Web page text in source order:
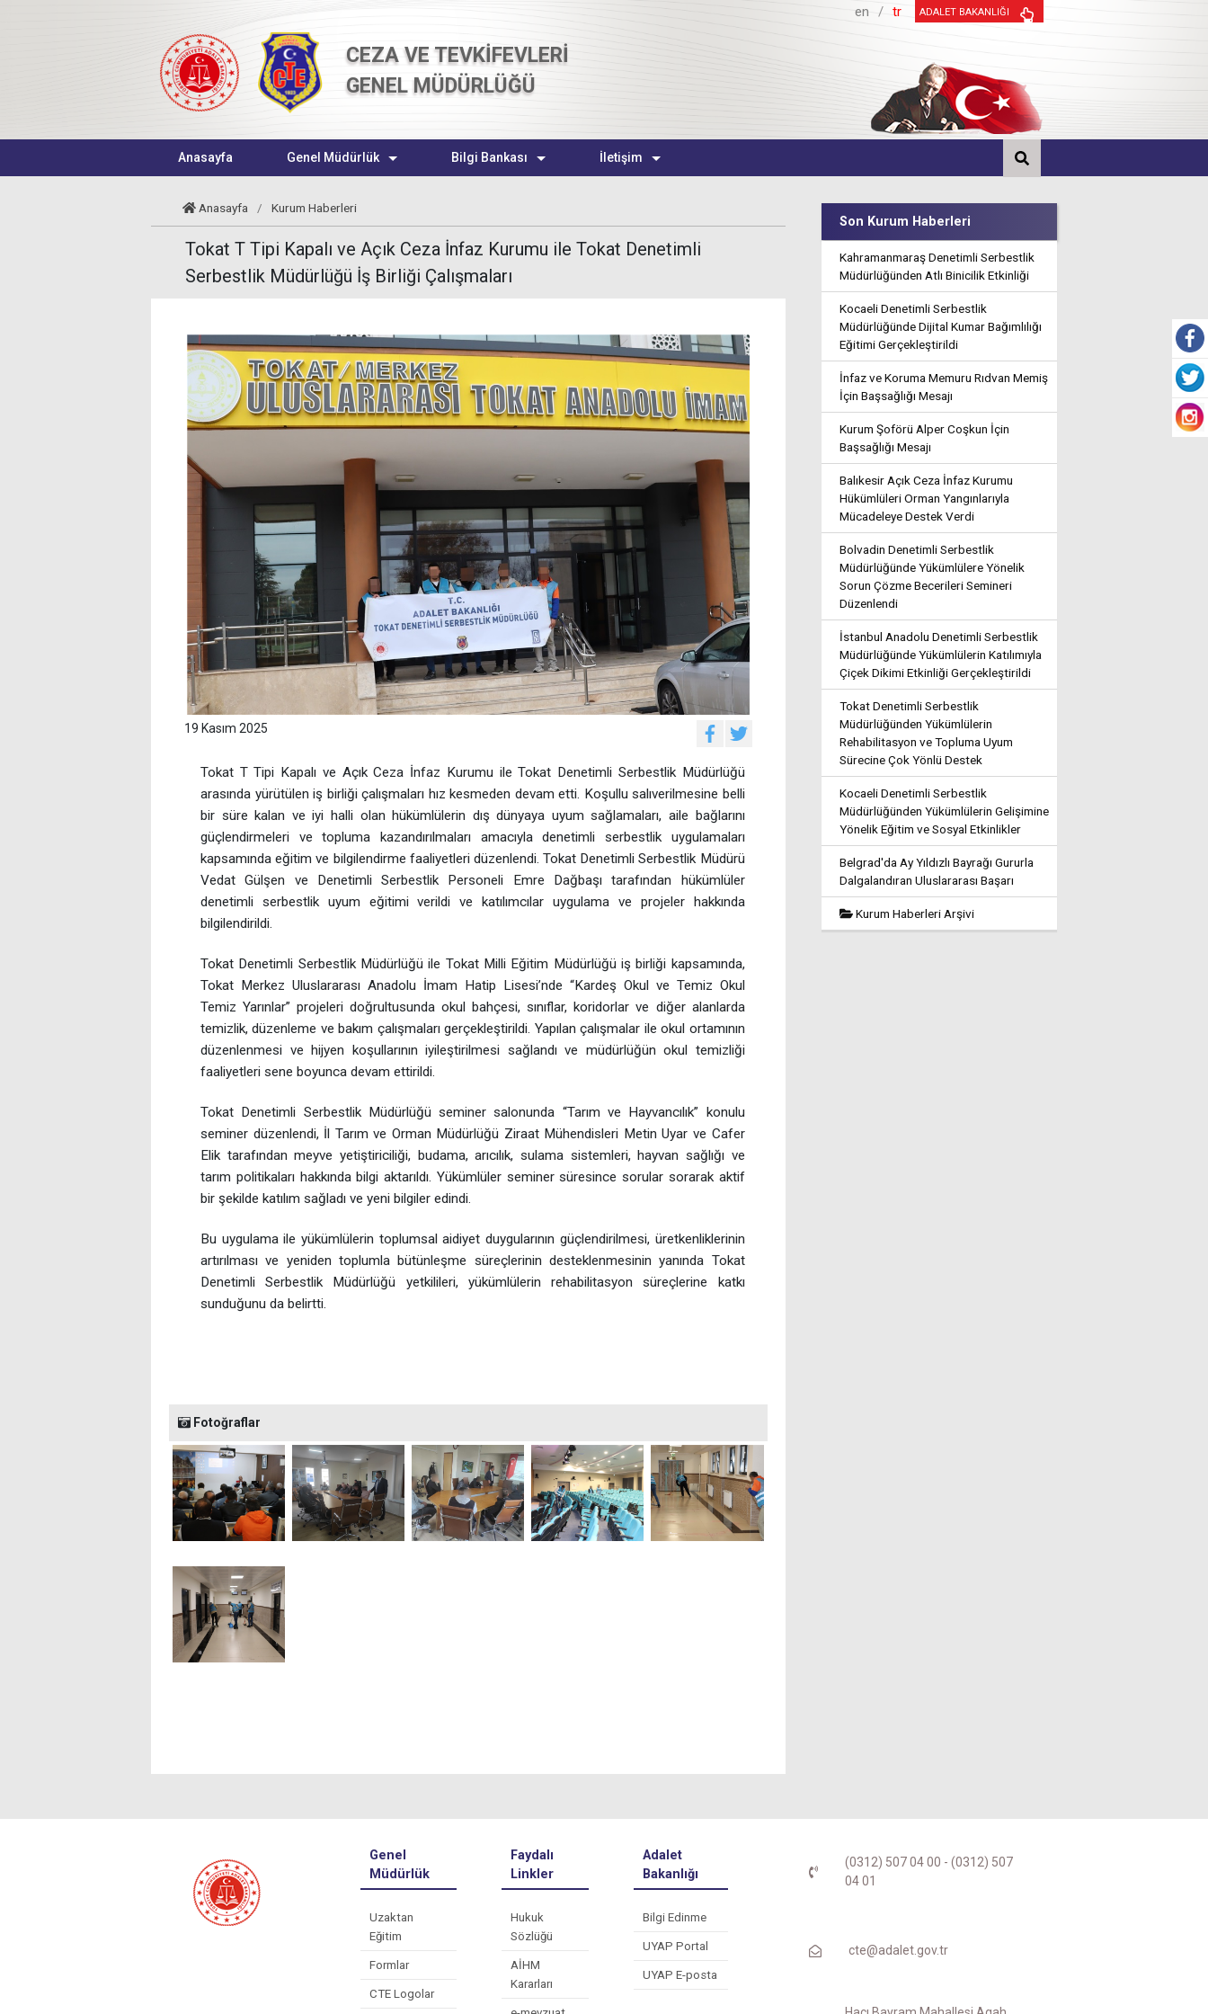
CEZA VE TEVKİFEVLERİ
GENEL MÜDÜRLÜĞÜ
en / tr ADALET BAKANLIĞI
Anasayfa Genel Müdürlük Bilgi Bankası İletişim
Anasayfa / Kurum Haberleri
Tokat T Tipi Kapalı ve Açık Ceza İnfaz Kurumu ile Tokat Denetimli
Serbestlik Müdürlüğü İş Birliği Çalışmaları
19 Kasım 2025
Tokat T Tipi Kapalı ve Açık Ceza İnfaz Kurumu ile Tokat Denetimli Serbestlik Müdürlüğü
arasında yürütülen iş birliği çalışmaları hız kesmeden devam etti. Koşullu salıverilmesine belli
bir süre kalan ve iyi halli olan hükümlülerin dış dünyaya uyum sağlamaları, aile bağlarını
güçlendirmeleri ve topluma kazandırılmaları amacıyla denetimli serbestlik uygulamaları
kapsamında eğitim ve bilgilendirme faaliyetleri düzenlendi. Tokat Denetimli Serbestlik Müdürü
Vedat Gülşen ve Denetimli Serbestlik Personeli Emre Dağbaşı tarafından hükümlüler
denetimli serbestlik uyum eğitimi verildi ve katılımcılar uygulama ve projeler hakkında
bilgilendirildi.
Tokat Denetimli Serbestlik Müdürlüğü ile Tokat Milli Eğitim Müdürlüğü iş birliği kapsamında,
Tokat Merkez Uluslararası Anadolu İmam Hatip Lisesi’nde “Kardeş Okul ve Temiz Okul
Temiz Yarınlar” projeleri doğrultusunda okul bahçesi, sınıflar, koridorlar ve diğer alanlarda
temizlik, düzenleme ve bakım çalışmaları gerçekleştirildi. Yapılan çalışmalar ile okul ortamının
düzenlenmesi ve hijyen koşullarının iyileştirilmesi sağlandı ve müdürlüğün okul temizliği
faaliyetleri sene boyunca devam ettirildi.
Tokat Denetimli Serbestlik Müdürlüğü seminer salonunda “Tarım ve Hayvancılık” konulu
seminer düzenlendi, İl Tarım ve Orman Müdürlüğü Ziraat Mühendisleri Metin Uyar ve Cafer
Elik tarafından meyve yetiştiriciliği, budama, arıcılık, sulama sistemleri, hayvan sağlığı ve
tarım politikaları hakkında bilgi aktarıldı. Yükümlüler seminer süresince sorular sorarak aktif
bir şekilde katılım sağladı ve yeni bilgiler edindi.
Bu uygulama ile yükümlülerin toplumsal aidiyet duygularının güçlendirilmesi, üretkenliklerinin
artırılması ve yeniden toplumla bütünleşme süreçlerinin desteklenmesinin yanında Tokat
Denetimli Serbestlik Müdürlüğü yetkilileri, yükümlülerin rehabilitasyon süreçlerine katkı
sunduğunu da belirtti.
Fotoğraflar
Son Kurum Haberleri
Kahramanmaraş Denetimli Serbestlik
Müdürlüğünden Atlı Binicilik Etkinliği
Kocaeli Denetimli Serbestlik
Müdürlüğünde Dijital Kumar Bağımlılığı
Eğitimi Gerçekleştirildi
İnfaz ve Koruma Memuru Rıdvan Memiş
İçin Başsağlığı Mesajı
Kurum Şoförü Alper Coşkun İçin
Başsağlığı Mesajı
Balıkesir Açık Ceza İnfaz Kurumu
Hükümlüleri Orman Yangınlarıyla
Mücadeleye Destek Verdi
Bolvadin Denetimli Serbestlik
Müdürlüğünde Yükümlülere Yönelik
Sorun Çözme Becerileri Semineri
Düzenlendi
İstanbul Anadolu Denetimli Serbestlik
Müdürlüğünde Yükümlülerin Katılımıyla
Çiçek Dikimi Etkinliği Gerçekleştirildi
Tokat Denetimli Serbestlik
Müdürlüğünden Yükümlülerin
Rehabilitasyon ve Topluma Uyum
Sürecine Çok Yönlü Destek
Kocaeli Denetimli Serbestlik
Müdürlüğünden Yükümlülerin Gelişimine
Yönelik Eğitim ve Sosyal Etkinlikler
Belgrad'da Ay Yıldızlı Bayrağı Gururla
Dalgalandıran Uluslararası Başarı
Kurum Haberleri Arşivi
Genel
Müdürlük
Uzaktan
Eğitim
Formlar
CTE Logolar
Faydalı
Linkler
Hukuk
Sözlüğü
AİHM
Kararları
Adalet
Bakanlığı
Bilgi Edinme
UYAP Portal
UYAP E-posta
(0312) 507 04 00 - (0312) 507
04 01
cte@adalet.gov.tr